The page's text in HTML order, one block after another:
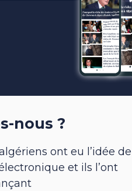
nous ?
ont eu l’idée de
et ils l’ont